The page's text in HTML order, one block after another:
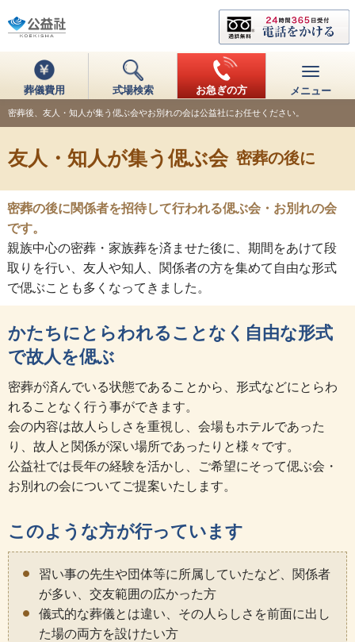
葬儀費用 式場検索 お急ぎの方 メニュー
密葬後、友人・知人が集う偲ぶ会やお別れの会は公益社にお任せください。
友人・知人が集う偲ぶ会 密葬の後に
密葬の後に関係者を招待して行われる偲ぶ会・お別れの会
です。
親族中心の密葬・家族葬を済ませた後に、期間をあけて段
取りを行い、友人や知人、関係者の方を集めて自由な形式
で偲ぶことも多くなってきました。
かたちにとらわれることなく自由な形式
で故人を偲ぶ
密葬が済んでいる状態であることから、形式などにとらわ
れることなく行う事ができます。
会の内容は故人らしさを重視し、会場もホテルであった
り、故人と関係が深い場所であったりと様々です。
公益社では長年の経験を活かし、ご希望にそって偲ぶ会・
お別れの会についてご提案いたします。
このような方が行っています
習い事の先生や団体等に所属していたなど、関係者
が多い、交友範囲の広かった方
儀式的な葬儀とは違い、その人らしさを前面に出し
た場の両方を設けたい方